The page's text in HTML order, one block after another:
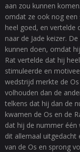
aan zou kunnen
omdat ze ook nog
heel goed, en vertelde
naar de Jade keizer.
kunnen doen, omdat
Rat vertelde dat hij
stimuleerde en
wedstrijd merkte de
volhouden dan de
telkens dat hij dan de
kwamen de Os en de
dat hij de nummer één
dit allemaal uitgedacht
van de Os en sprong